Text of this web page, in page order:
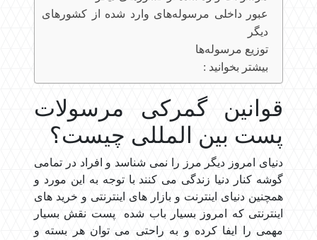
عبور داخلی مرسوله‌های وارد شده از کشورهای
دیگر
توزیع مرسوله‌ها
بیشتر بخوانید :
قوانین گمرکی مرسولات
پست بین المللی چیست؟
دنیای امروز دیگر مرز را نمی شناسد و افراد در تمامی
گوشه کنار دنیا زندگی می کنند با توجه به این مورد و
همچنین دنیای اینترنت و بازار های اینترنتی و خرید های
اینترنتی که امروز بسیار باب شده پست نقش بسیار
مهمی را ایفا کرده و به راحتی می توان هر بسته و